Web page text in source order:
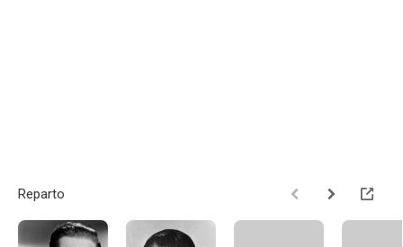
Reparto